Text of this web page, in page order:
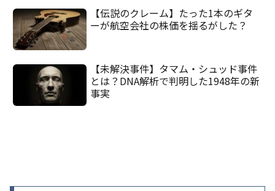
【伝説のクレーム】たった1本のギタ
ーが航空会社の株価を揺るがした？
【未解決事件】タマム・シュッド事件
とは？DNA解析で判明した1948年の新
事実